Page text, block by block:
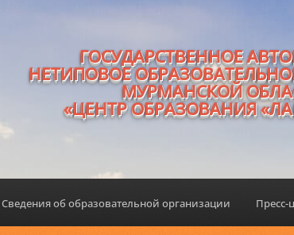
ГОСУДАРСТВЕННОЕ
НЕТИПОВОЕ
МУРМАНСКОЙ
«ЦЕНТР ОБРАЗОВАНИЯ
Сведения об образовательной организации Пресс-